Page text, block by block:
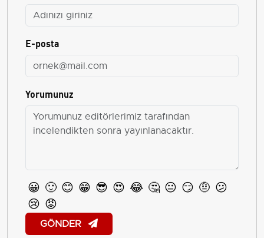
E-posta
Yorumunuz
😀 🙂 😊 😁 😎 😍 😂 🤔 😐 😏 🤨 😕
😢 😡
GÖNDER